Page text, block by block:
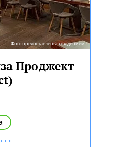
Фото предоставлены заведением
Проджект
...